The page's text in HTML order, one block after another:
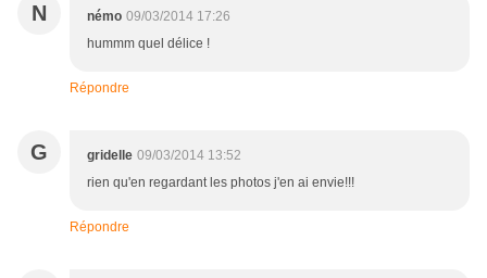
N némo 09/03/2014 17:26
hummm quel délice !
Répondre
G gridelle 09/03/2014 13:52
rien qu'en regardant les photos j'en ai envie!!!
Répondre